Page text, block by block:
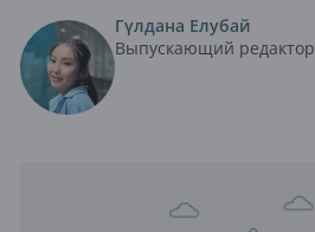
Гүлдана Елубай
Выпускающий редактор